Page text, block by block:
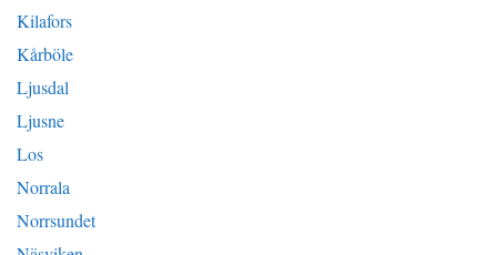
Kilafors
Kårböle
Ljusdal
Ljusne
Los
Norrala
Norrsundet